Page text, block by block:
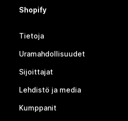
Shopify
Tietoja
Uramahdollisuudet
Sijoittajat
Lehdistö ja media
Kumppanit